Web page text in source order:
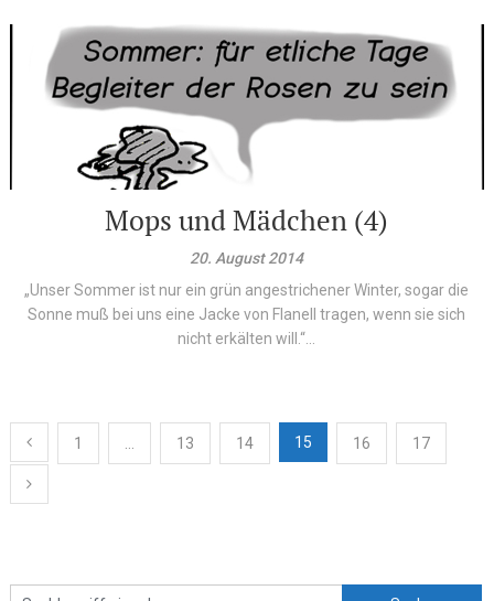
Mops und Mädchen (4)
20. August 2014
„Unser Sommer ist nur ein grün angestrichener Winter, sogar die
Sonne muß bei uns eine Jacke von Flanell tragen, wenn sie sich
nicht erkälten will.“...
Beitragsnavigation
1 13 14 15 16 17